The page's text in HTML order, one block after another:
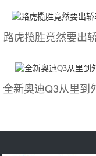
路虎揽胜竟然要出
全新奥迪Q3从里到